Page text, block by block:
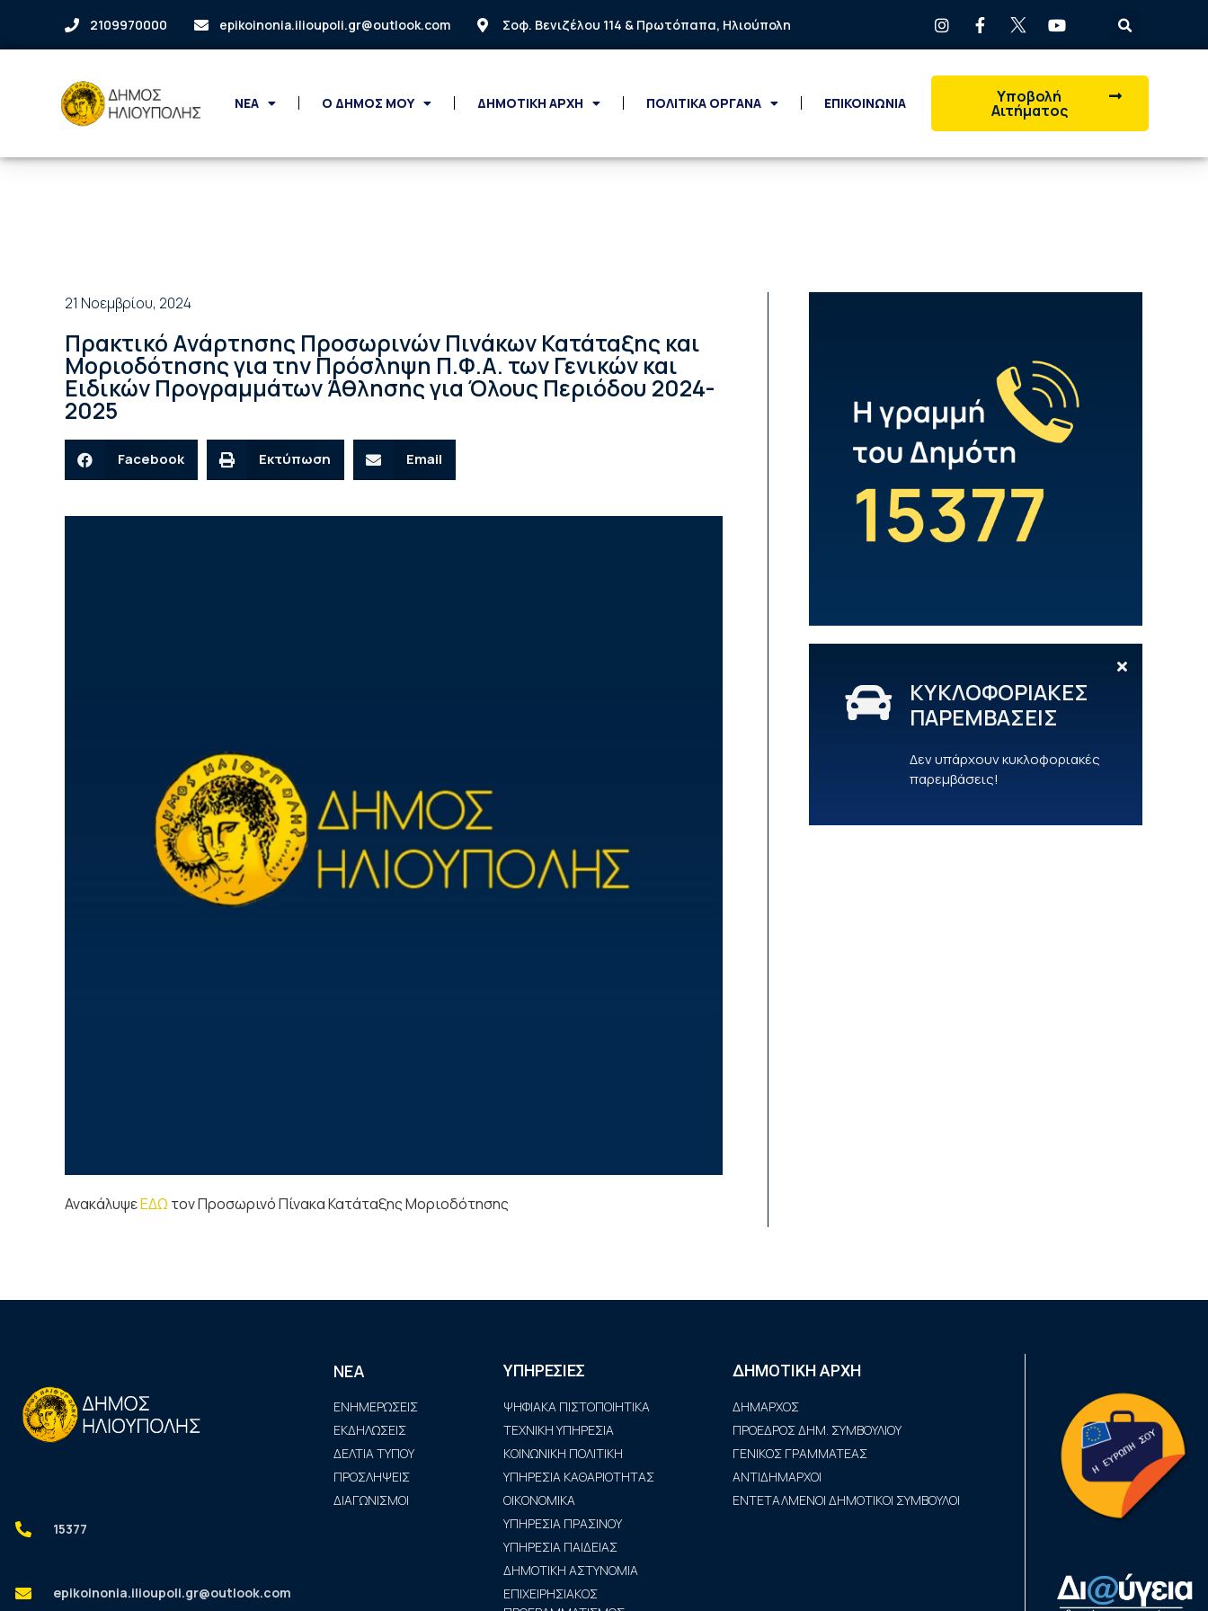
2109970000 epikoinonia.ilioupoli.gr@outlook.com Σοφ. Βενιζέλου 114 & Πρωτόπαπα, Ηλιούπολη
ΝΕΑ Ο ΔΗΜΟΣ ΜΟΥ ΔΗΜΟΤΙΚΗ ΑΡΧΗ ΠΟΛΙΤΙΚΑ ΟΡΓΑΝΑ ΕΠΙΚΟΙΝΩΝΙΑ Υποβολή
Αιτήματος
21 Νοεμβρίου, 2024
Πρακτικό Ανάρτησης Προσωρινών Πινάκων Κατάταξης και
Μοριοδότησης για την Πρόσληψη Π.Φ.Α. των Γενικών και
Ειδικών Προγραμμάτων Άθλησης για Όλους Περιόδου 2024-
2025
Facebook Εκτύπωση Email
ΑνακάλυψεΕΔΩ τον Προσωρινό Πίνακα Κατάταξης Μοριοδότησης
ΚΥΚΛΟΦΟΡΙΑΚΕΣ
ΠΑΡΕΜΒΑΣΕΙΣ
Δεν υπάρχουν κυκλοφοριακές
παρεμβάσεις!
15377
epikoinonia.ilioupoli.gr@outlook.com
ΝΕΑ
ΕΝΗΜΕΡΩΣΕΙΣ
ΕΚΔΗΛΩΣΕΙΣ
ΔΕΛΤΙΑ ΤΥΠΟΥ
ΠΡΟΣΛΗΨΕΙΣ
ΔΙΑΓΩΝΙΣΜΟΙ
ΥΠΗΡΕΣΙΕΣ
ΨΗΦΙΑΚΑ ΠΙΣΤΟΠΟΙΗΤΙΚΑ
ΤΕΧΝΙΚΗ ΥΠΗΡΕΣΙΑ
ΚΟΙΝΩΝΙΚΗ ΠΟΛΙΤΙΚΗ
ΥΠΗΡΕΣΙΑ ΚΑΘΑΡΙΟΤΗΤΑΣ
ΟΙΚΟΝΟΜΙΚΑ
ΥΠΗΡΕΣΙΑ ΠΡΑΣΙΝΟΥ
ΥΠΗΡΕΣΙΑ ΠΑΙΔΕΙΑΣ
ΔΗΜΟΤΙΚΗ ΑΣΤΥΝΟΜΙΑ
ΕΠΙΧΕΙΡΗΣΙΑΚΟΣ
ΔΗΜΟΤΙΚΗ ΑΡΧΗ
ΔΗΜΑΡΧΟΣ
ΠΡΟΕΔΡΟΣ ΔΗΜ. ΣΥΜΒΟΥΛΙΟΥ
ΓΕΝΙΚΟΣ ΓΡΑΜΜΑΤΕΑΣ
ΑΝΤΙΔΗΜΑΡΧΟΙ
ΕΝΤΕΤΑΛΜΕΝΟΙ ΔΗΜΟΤΙΚΟΙ ΣΥΜΒΟΥΛΟΙ